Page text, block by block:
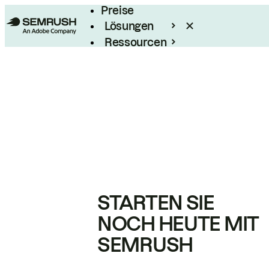
Preise
Lösungen
Ressourcen
STARTEN SIE
NOCH HEUTE MIT
SEMRUSH